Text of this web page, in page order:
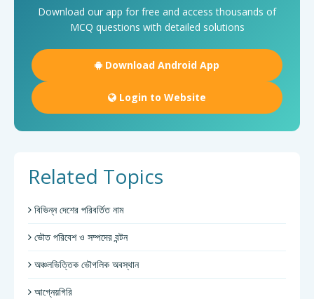
Download our app for free and access thousands of
MCQ questions with detailed solutions
Download Android App
Login to Website
Related Topics
বিভিন্ন দেশের পরিবর্তিত নাম
ভৌত পরিবেশ ও সম্পদের বন্টন
অঞ্চলভিত্তিক ভৌগলিক অবস্থান
আগ্নেয়গিরি